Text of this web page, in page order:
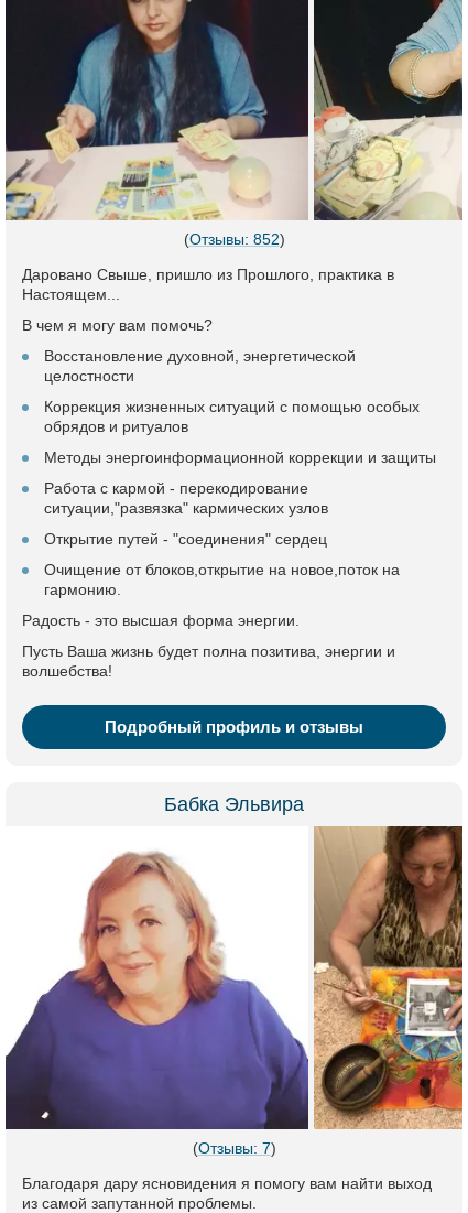
(Отзывы: 852)
Даровано Свыше, пришло из Прошлого, практика в
Настоящем...
В чем я могу вам помочь?
Восстановление духовной, энергетической
целостности
Коррекция жизненных ситуаций с помощью особых
обрядов и ритуалов
Методы энергоинформационной коррекции и защиты
Работа с кармой - перекодирование
ситуации,"развязка" кармических узлов
Открытие путей - "соединения" сердец
Очищение от блоков,открытие на новое,поток на
гармонию.
Радость - это высшая форма энергии.
Пусть Ваша жизнь будет полна позитива, энергии и
волшебства!
Подробный профиль и отзывы
Бабка Эльвира
(Отзывы: 7)
Благодаря дару ясновидения я помогу вам найти выход
из самой запутанной проблемы.